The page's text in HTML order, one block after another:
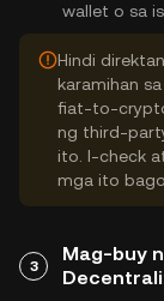
wallet o sa
Hindi
karamihan
fiat-to-
ng third-
ito. I-check
mga ito
3
Mag-buy